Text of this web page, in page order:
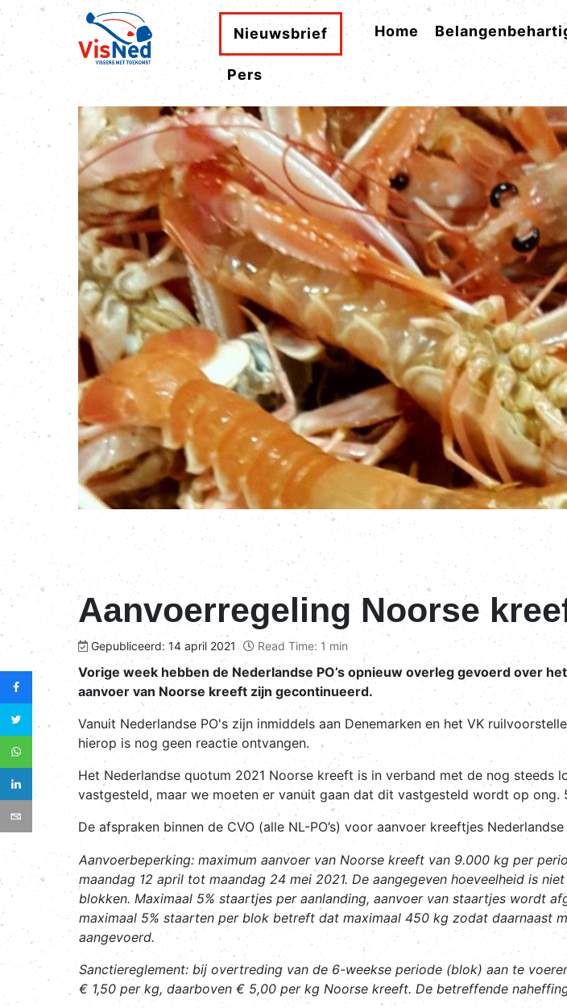
Nieuwsbrief Home
Pers
Aanvoerregeling Noorse
Gepubliceerd: 14 april 2021 Read Time: 1 min
Vorige week hebben de Nederlandse PO’s opnieuw overleg gevoerd over
aanvoer van Noorse kreeft zijn gecontinueerd.
Vanuit Nederlandse PO's zijn inmiddels aan Denemarken en het VK
hierop is nog geen reactie ontvangen.
Het Nederlandse quotum 2021 Noorse kreeft is in verband met de nog steeds
vastgesteld, maar we moeten er vanuit gaan dat dit vastgesteld wordt op
De afspraken binnen de CVO (alle NL-PO’s) voor aanvoer kreeftjes
Aanvoerbeperking: maximum aanvoer van Noorse kreeft van 9.000 kg per
maandag 12 april tot maandag 24 mei 2021. De aangegeven hoeveelheid is
blokken. Maximaal 5% staartjes per aanlanding, aanvoer van staartjes wordt
maximaal 5% staarten per blok betreft dat maximaal 450 kg zodat daarnaast
aangevoerd.
Sanctiereglement: bij overtreding van de 6-weekse periode (blok) aan te
€ 1,50 per kg, daarboven € 5,00 per kg Noorse kreeft. De betreffende